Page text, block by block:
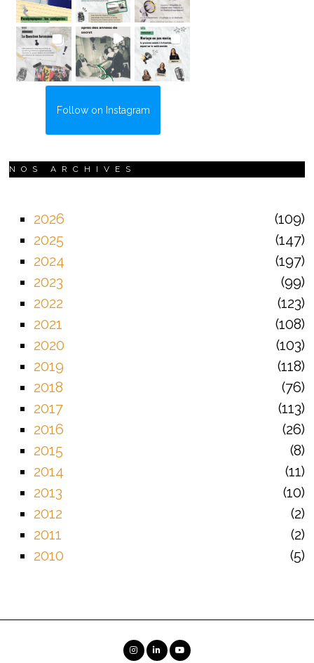
Follow on Instagram
NOS ARCHIVES
2026
109
2025
147
2024
197
2023
99
2022
123
2021
108
2020
103
2019
118
2018
76
2017
113
2016
26
2015
8
2014
11
2013
10
2012
2
2011
2
2010
5